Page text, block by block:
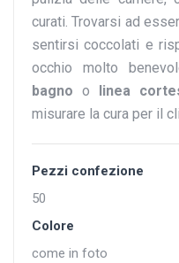
curati. Trovarsi ad
sentirsi coccolati e
occhio molto
bagnoo linea
misurare la cura per il
Pezzi confezione
50
Colore
come in foto